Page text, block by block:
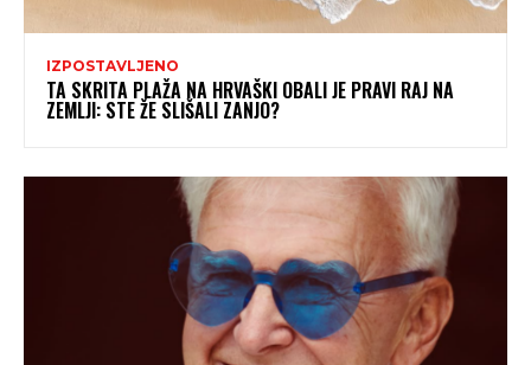
IZPOSTAVLJENO
TA SKRITA PLAŽA NA HRVAŠKI OBALI JE PRAVI RAJ NA
ZEMLJI: STE ŽE SLIŠALI ZANJO?